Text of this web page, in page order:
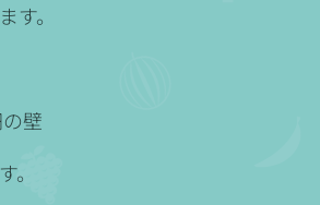
す。
壁
。